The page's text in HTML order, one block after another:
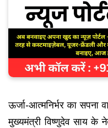
ऊर्जा-आत्मनिर्भर का सपना
मुख्यमंत्री विष्णुदेव साय के